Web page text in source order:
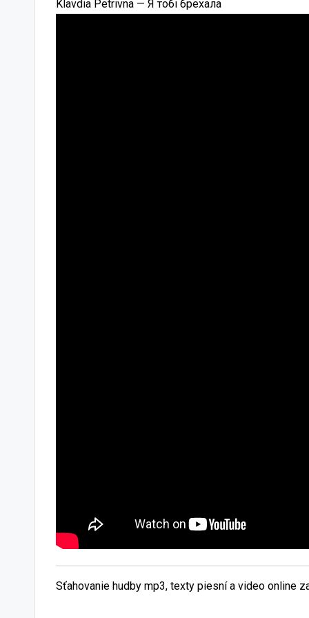
Klavdia Petrivna — Я тобі брехала
Sťahovanie hudby mp3, texty piesní a video online